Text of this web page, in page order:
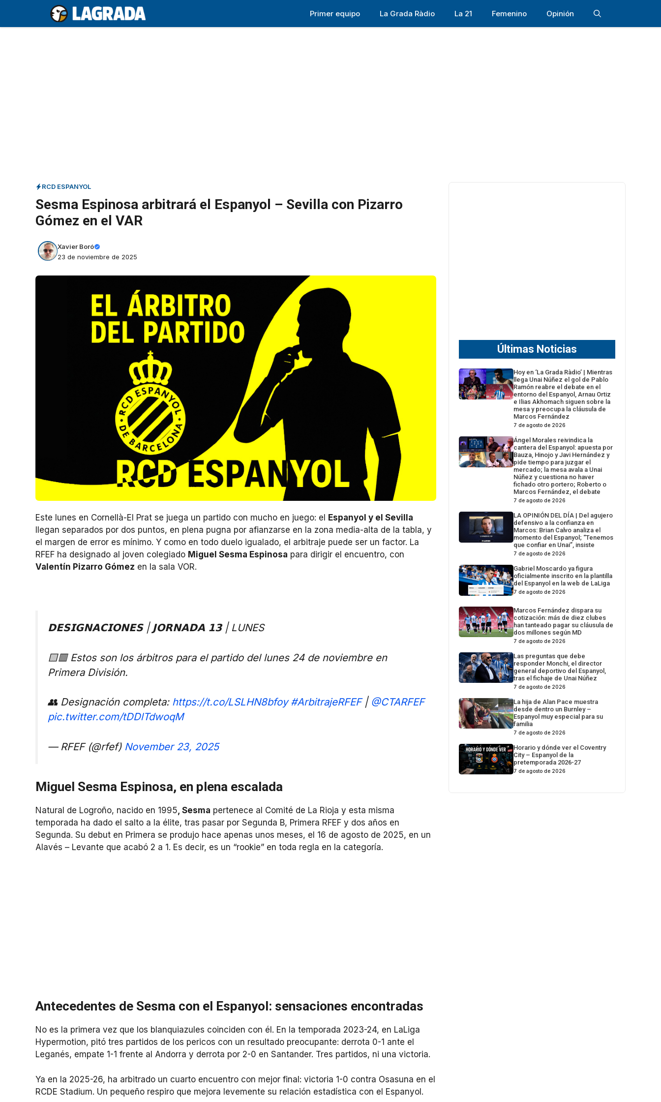
contenido
Primer equipo La Grada Ràdio La 21 Femenino Opinión
RCD ESPANYOL
Sesma Espinosa arbitrará el Espanyol – Sevilla con Pizarro
Gómez en el VAR
Xavier Boró
23 de noviembre de 2025
Este lunes en Cornellà-El Prat se juega un partido con mucho en juego: el
Espanyol y el Sevilla
llegan separados por dos puntos, en plena pugna por afianzarse en la zona media-alta de la tabla, y
el margen de error es mínimo. Y como en todo duelo igualado, el arbitraje puede ser un factor. La
RFEF ha designado al joven colegiado Miguel Sesma Espinosa para dirigir el encuentro, con
Valentín Pizarro Gómez en la sala VOR.
𝗗𝗘𝗦𝗜𝗚𝗡𝗔𝗖𝗜𝗢𝗡𝗘𝗦 | 𝗝𝗢𝗥𝗡𝗔𝗗𝗔 𝟭𝟯 | LUNES
🟨🟥 Estos son los árbitros para el partido del lunes 24 de noviembre en
Primera División.
👥 Designación completa: https://t.co/LSLHN8bfoy #ArbitrajeRFEF| @CTARFEF
pic.twitter.com/tDDlTdwoqM
— RFEF (@rfef) November 23, 2025
Miguel Sesma Espinosa, en plena escalada
Natural de Logroño, nacido en 1995 , Sesma pertenece al Comité de La Rioja y esta misma
temporada ha dado el salto a la élite, tras pasar por Segunda B, Primera RFEF y dos años en
Segunda. Su debut en Primera se produjo hace apenas unos meses, el 16 de agosto de 2025, en un
Alavés – Levante que acabó 2 a 1. Es decir, es un “rookie” en toda regla en la categoría.
Antecedentes de Sesma con el Espanyol: sensaciones encontradas
No es la primera vez que los blanquiazules coinciden con él. En la temporada 2023-24, en LaLiga
Hypermotion, pitó tres partidos de los pericos con un resultado preocupante: derrota 0-1 ante el
Leganés, empate 1-1 frente al Andorra y derrota por 2-0 en Santander. Tres partidos, ni una victoria.
Ya en la 2025-26, ha arbitrado un cuarto encuentro con mejor final: victoria 1-0 contra Osasuna en el
RCDE Stadium. Un pequeño respiro que mejora levemente su relación estadística con el Espanyol.
Últimas Noticias
Hoy en ‘La Grada Ràdio’ | Mientras
llega Unai Núñez el gol de Pablo
Ramón reabre el debate en el
entorno del Espanyol, Arnau Ortiz
e Ilias Akhomach siguen sobre la
mesa y preocupa la cláusula de
Marcos Fernández
7 de agosto de 2026
Ángel Morales reivindica la
cantera del Espanyol: apuesta por
Bauza, Hinojo y Javi Hernández y
pide tiempo para juzgar el
mercado; la mesa avala a Unai
Núñez y cuestiona no haver
fichado otro portero; Roberto o
Marcos Fernández, el debate
7 de agosto de 2026
LA OPINIÓN DEL DÍA | Del agujero
defensivo a la confianza en
Marcos: Brian Calvo analiza el
momento del Espanyol; “Tenemos
que confiar en Unai”, insiste
7 de agosto de 2026
Gabriel Moscardo ya figura
oficialmente inscrito en la plantilla
del Espanyol en la web de LaLiga
7 de agosto de 2026
Marcos Fernández dispara su
cotización: más de diez clubes
han tanteado pagar su cláusula de
dos millones según MD
7 de agosto de 2026
Las preguntas que debe
responder Monchi, el director
general deportivo del Espanyol,
tras el fichaje de Unai Núñez
7 de agosto de 2026
La hija de Alan Pace muestra
desde dentro un Burnley –
Espanyol muy especial para su
familia
7 de agosto de 2026
Horario y dónde ver el Coventry
City – Espanyol de la
pretemporada 2026-27
7 de agosto de 2026